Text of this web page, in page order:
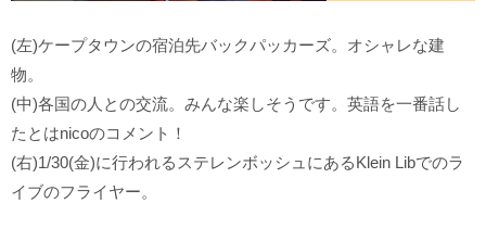
(左)ケープタウンの宿泊先バックパッカーズ。オシャレな建
物。
(中)各国の人との交流。みんな楽しそうです。英語を一番話し
たとはnicoのコメント！
(右)1/30(金)に行われるステレンボッシュにあるKlein Libでのラ
イブのフライヤー。